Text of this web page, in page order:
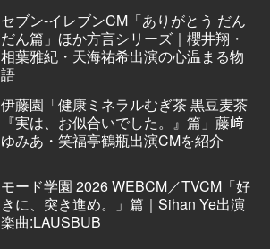
セブン‐イレブンCM「ありがとう だん
だん篇」ほか方言シリーズ｜櫻井翔・
相葉雅紀・天海祐希出演の心温まる物
語
伊藤園「健康ミネラルむぎ茶 黒豆麦茶
『実は、お似合いでした。』篇」藤﨑
ゆみあ・笑福亭鶴瓶出演CMを紹介
モード学園 2026 WEBCM／TVCM「好
きに、突き進め。」篇｜Sihan Ye出演
楽曲:LAUSBUB